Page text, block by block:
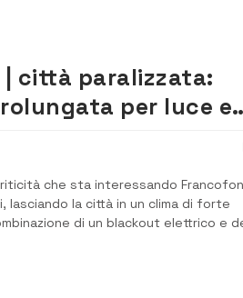
città paralizzata:
per luce e
che sta interessando
lasciando la città in un clima di forte
di un blackout elettrico e
alla rete elettrica, iniziati nella
nella mattinata odierna, hanno